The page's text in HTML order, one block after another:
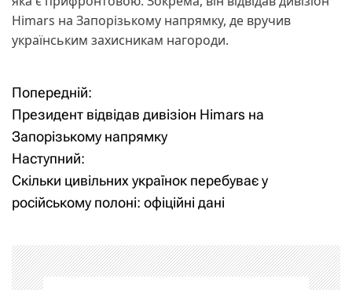
Himars на Запорізькому напрямку, де вручив
українським захисникам нагороди.
Н
а
в
і
а
Попередній:
Президент відвідав дивізіон Himars на
Запорізькому напрямку
Наступний:
Скільки цивільних українок перебуває у
російському полоні: офіційні дані